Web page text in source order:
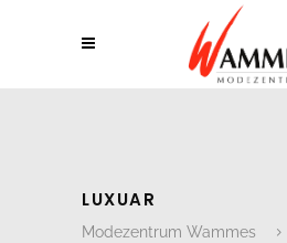
LUXUAR
Modezentrum Wammes